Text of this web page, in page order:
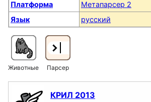
Платформа
Метапарсер 2
Язык
русский
Животные Парсер
КРИЛ 2013